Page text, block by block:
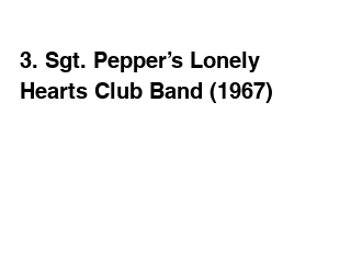
3. Sgt. Pepper’s Lonely
Hearts Club Band (1967)